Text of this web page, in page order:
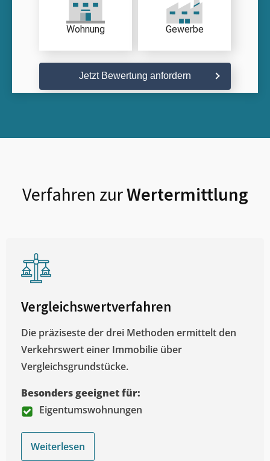
Wohnung Gewerbe
Jetzt Bewertung anfordern
Verfahren zurWertermittlung
Vergleichswertverfahren
Die präziseste der drei Methoden ermittelt den
Verkehrswert einer Immobilie über
Vergleichsgrundstücke.
Besonders geeignet für:
Eigentumswohnungen
Weiterlesen